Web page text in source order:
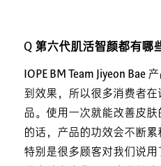
Q 第六代肌活智颜都有哪
IOPE BM Team Jiyeon Bae产
到效果，所以很多消费者
品。使用一次就能改善皮
的话，产品的功效会不断累
特别是很多顾客对我们说